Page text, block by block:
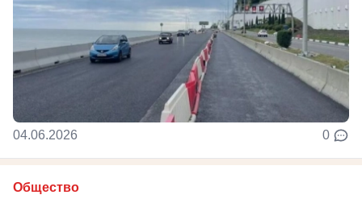
04.06.2026 0
Общество